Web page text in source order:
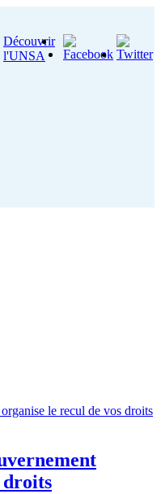
Découvrir
l'UNSA
droits